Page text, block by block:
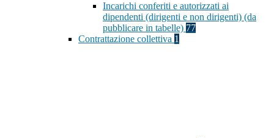
Incarichi conferiti e autorizzati ai
dipendenti (dirigenti e non dirigenti) (da
pubblicare in tabelle) 77
Contrattazione collettiva 1